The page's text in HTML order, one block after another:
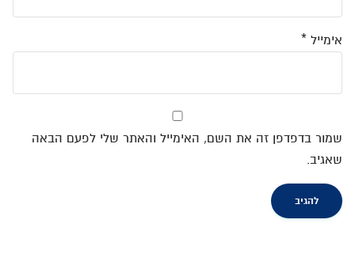
אימייל *
שמור בדפדפן זה את השם, האימייל והאתר שלי לפעם הבאה
שאגיב.